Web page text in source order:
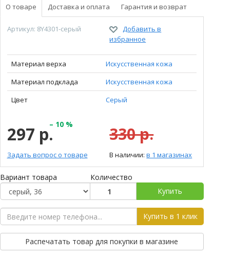
О товаре Доставка и оплата Гарантия и возврат
Артикул: 8Y4301-серый
Добавить в
избранное
Материал верха
Искусственная кожа
Материал подклада
Искусственная кожа
Цвет
Серый
297 р.– 10 %
Задать вопрос о товаре
330 р.
В наличии:в 1 магазинах
Вариант товара
Количество
Купить
Купить в 1 клик
Распечатать товар для покупки в магазине